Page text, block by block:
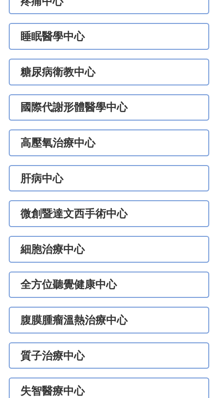
睡眠醫學中心
糖尿病衛教中心
國際代謝形體醫學中心
高壓氧治療中心
肝病中心
微創暨達文西手術中心
細胞治療中心
全方位聽覺健康中心
腹膜腫瘤溫熱治療中心
質子治療中心
失智醫療中心